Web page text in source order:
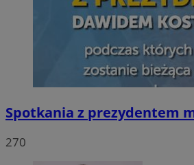
Spotkania z prezydentem
270